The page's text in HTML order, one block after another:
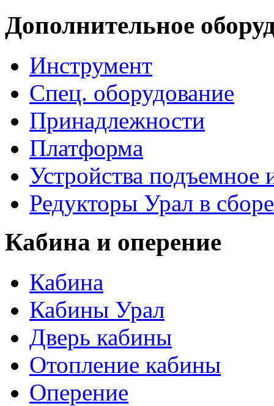
Дополнительное
Инструмент
Спец. оборудование
Принадлежности
Платформа
Устройства
Редукторы Урал в сборе
Кабина и оперение
Кабина
Кабины Урал
Дверь кабины
Отопление кабины
Оперение